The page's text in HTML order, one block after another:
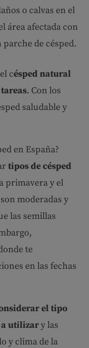
o calvas en el
área afectada con
de césped.
césped natural
. Con los
saludable y
en España?
tipos de césped
primavera y el
moderadas y
las semillas
te
en las fechas
el tipo
a utilizary las
y clima de la